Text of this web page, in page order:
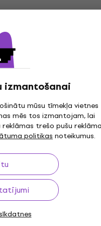
izmantošanai
mūsu tīmekļa vietnes
mēs tos izmantojam, lai
trešo pušu
politikasnoteikumus.
šķīvju statīvs
€
priekšpasūtījumi
CS 600
šķīvju statīvs
/5
€
pie piegādātāja
HC42SN Stage
Stand
šķīvju statīvs